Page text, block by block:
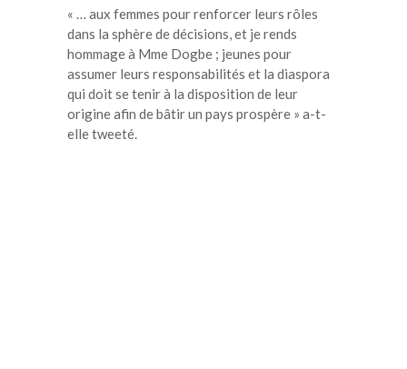
« … aux femmes pour renforcer leurs rôles
dans la sphère de décisions, et je rends
hommage à Mme Dogbe ; jeunes pour
assumer leurs responsabilités et la diaspora
qui doit se tenir à la disposition de leur
origine afin de bâtir un pays prospère » a-t-
elle tweeté.